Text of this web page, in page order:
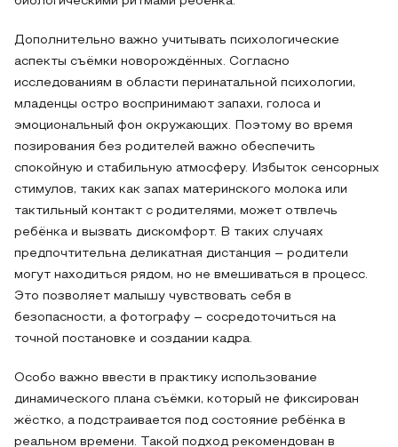
Дополнительно важно учитывать психологические
аспекты съёмки новорождённых. Согласно
исследованиям в области перинатальной психологии,
младенцы остро воспринимают запахи, голоса и
эмоциональный фон окружающих. Поэтому во время
позирования без родителей важно обеспечить
спокойную и стабильную атмосферу. Избыток сенсорных
стимулов, таких как запах материнского молока или
тактильный контакт с родителями, может отвлечь
ребёнка и вызвать дискомфорт. В таких случаях
предпочтительна деликатная дистанция – родители
могут находиться рядом, но не вмешиваться в процесс.
Это позволяет малышу чувствовать себя в
безопасности, а фотографу – сосредоточиться на
точной постановке и создании кадра.
Особо важно ввести в практику использование
динамического плана съёмки, который не фиксирован
жёстко, а подстраивается под состояние ребёнка в
реальном времени. Такой подход рекомендован в